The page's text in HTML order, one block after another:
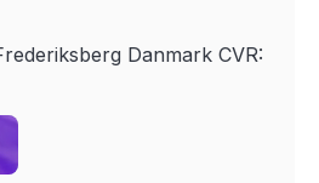
Danmark CVR: